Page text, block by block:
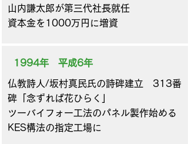
山内謙太郎が第三代社長就任
資本金を1000万円に増資
1994年 平成6年
仏教詩人/坂村真民氏の詩碑建立 313番
碑「念ずれば花ひらく」
ツーバイフォー工法のパネル製作始める
KES構法の指定工場に